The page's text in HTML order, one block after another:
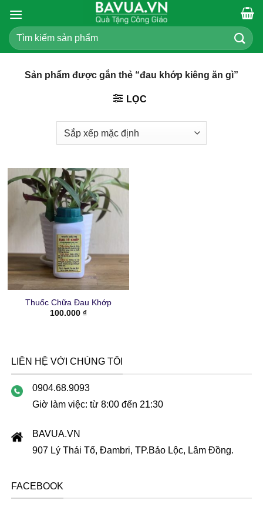
đến
nội
dung
Tìm
kiếm:
Sản phẩm được gắn thẻ “đau khớp kiêng ăn gì”
LỌC
Thuốc Chữa Đau Khớp
100.000 ₫
LIÊN HỆ VỚI CHÚNG TÔI
0904.68.9093
Giờ làm việc: từ 8:00 đến 21:30
BAVUA.VN
907 Lý Thái Tổ, Đambri, TP.Bảo Lộc, Lâm Đồng.
FACEBOOK